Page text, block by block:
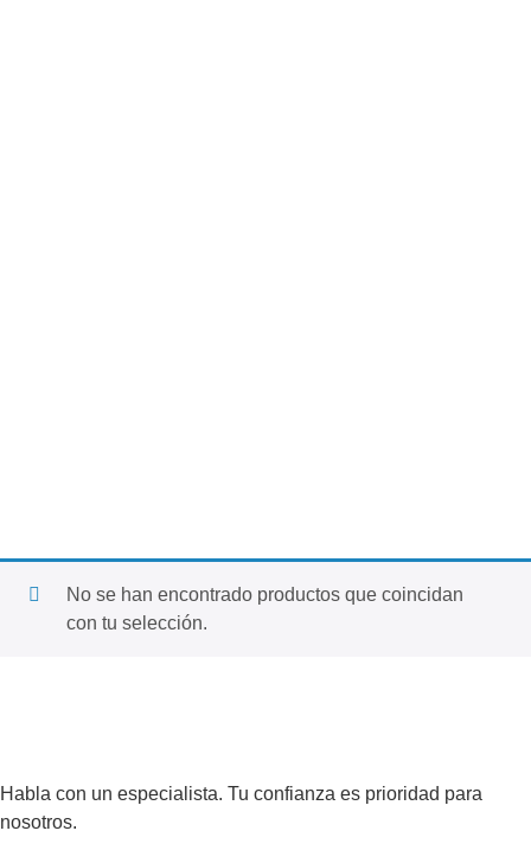
No se han encontrado productos que coincidan
con tu selección.
Habla con un especialista. Tu confianza es prioridad para
nosotros.